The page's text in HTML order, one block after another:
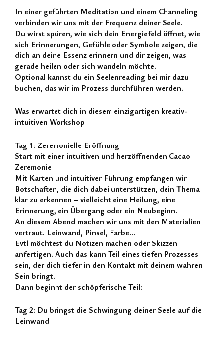
In einer geführten Meditation und einem Channeling
verbinden wir uns mit der Frequenz deiner Seele.
Du wirst spüren, wie sich dein Energiefeld öffnet, wie
sich Erinnerungen, Gefühle oder Symbole zeigen, die
dich an deine Essenz erinnern und dir zeigen, was
gerade heilen oder sich wandeln möchte.
Optional kannst du ein Seelenreading bei mir dazu
buchen, das wir im Prozess durchführen werden.
Was erwartet dich in diesem einzigartigen kreativ-
intuitiven Workshop
Tag 1: Zeremonielle Eröffnung
Start mit einer intuitiven und herzöffnenden Cacao
Zeremonie
Mit Karten und intuitiver Führung empfangen wir
Botschaften, die dich dabei unterstützen, dein Thema
klar zu erkennen – vielleicht eine Heilung, eine
Erinnerung, ein Übergang oder ein Neubeginn.
An diesem Abend machen wir uns mit den Materialien
vertraut. Leinwand, Pinsel, Farbe...
Evtl möchtest du Notizen machen oder Skizzen
anfertigen. Auch das kann Teil eines tiefen Prozesses
sein, der dich tiefer in den Kontakt mit deinem wahren
Sein bringt.
Dann beginnt der schöpferische Teil:
Tag 2: Du bringst die Schwingung deiner Seele auf die
Leinwand